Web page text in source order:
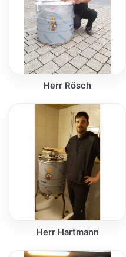
Herr Rösch
Herr Hartmann